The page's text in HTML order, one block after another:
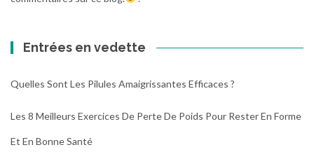
Entrées en vedette
Quelles Sont Les Pilules Amaigrissantes Efficaces ?
Les 8 Meilleurs Exercices De Perte De Poids Pour Rester En Forme
Et En Bonne Santé